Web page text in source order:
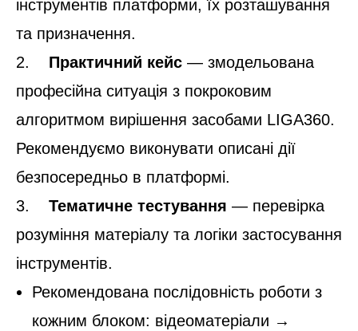
інструментів платформи, їх розташування
та призначення.
2. Практичний кейс — змодельована
професійна ситуація з покроковим
алгоритмом вирішення засобами LIGA360.
Рекомендуємо виконувати описані дії
безпосередньо в платформі.
3. Тематичне тестування — перевірка
розуміння матеріалу та логіки застосування
інструментів.
Рекомендована послідовність роботи з
кожним блоком: відеоматеріали →